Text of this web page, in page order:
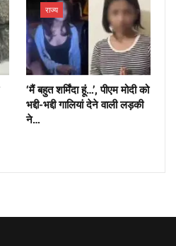
राज्य
‘मैं बहुत शर्मिंदा हूं…’, पीएम मोदी को
भद्दी-भद्दी गालियां देने वाली लड़की
ने…